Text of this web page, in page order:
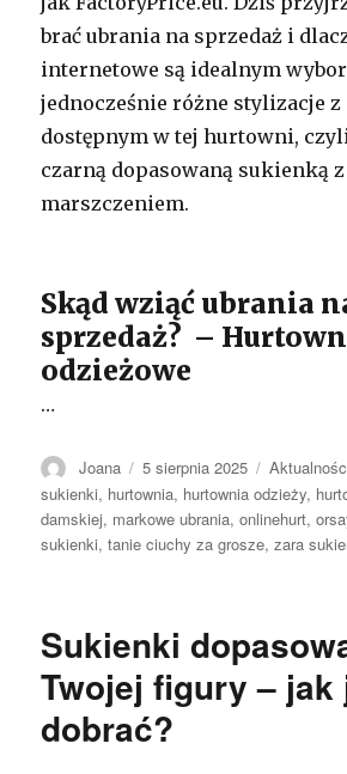
brać ubrania na sprzedaż i
internetowe są idealnym
jednocześnie różne stylizacje
dostępnym w tej hurtowni,
czarną dopasowaną sukienką z
marszczeniem.
Skąd wziąć ubrania
sprzedaż? –
odzieżowe
…
Autor
Joana Opublikowano
5 sierpnia 2025 Kategorie
sukienki, hurtownia, hurtownia odzieży,
damskiej, markowe ubrania,onlinehurt,
sukienki,tanie ciuchy za grosze,zara
Sukienki
Twojej figury – jak
dobrać?